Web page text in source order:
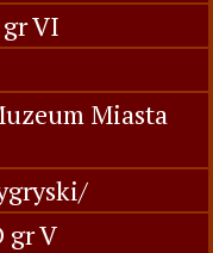
VI
Miasta
gr V